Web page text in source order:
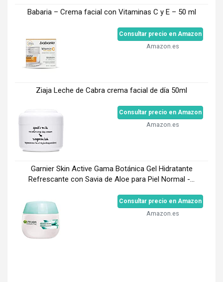
Babaria – Crema facial con Vitaminas C y E – 50 ml
Consultar precio en Amazon
Amazon.es
Ziaja Leche de Cabra crema facial de día 50ml
Consultar precio en Amazon
Amazon.es
Garnier Skin Active Gama Botánica Gel Hidratante
Refrescante con Savia de Aloe para Piel Normal -...
Consultar precio en Amazon
Amazon.es